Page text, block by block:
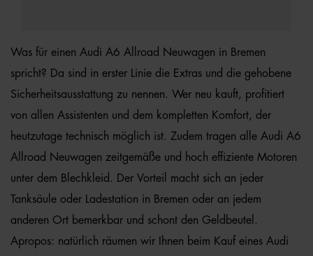
Was für einen Audi A6 Allroad Neuwagen in Bremen
spricht? Da sind in erster Linie die Extras und die gehobene
Sicherheitsausstattung zu nennen. Wer neu kauft, profitiert
von allen Assistenten und dem kompletten Komfort, der
heutzutage technisch möglich ist. Zudem tragen alle Audi A6
Allroad Neuwagen zeitgemäße und hoch effiziente Motoren
unter dem Blechkleid. Der Vorteil macht sich an jeder
Tanksäule oder Ladestation in Bremen oder an jedem
anderen Ort bemerkbar und schont den Geldbeutel.
Apropos: natürlich räumen wir Ihnen beim Kauf eines Audi